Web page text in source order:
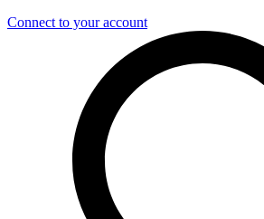
Connect to your account